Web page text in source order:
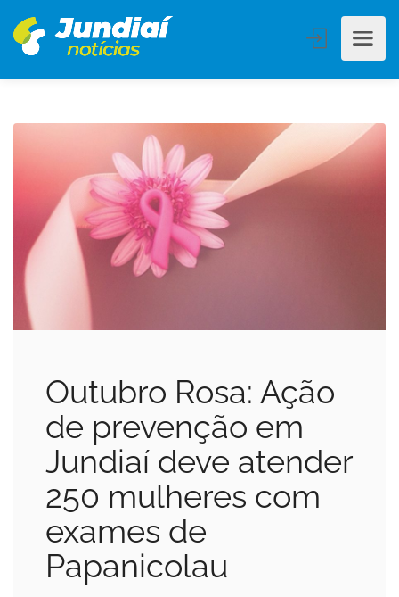
Outubro Rosa: Ação
de prevenção em
Jundiaí deve atender
250 mulheres com
exames de
Papanicolau